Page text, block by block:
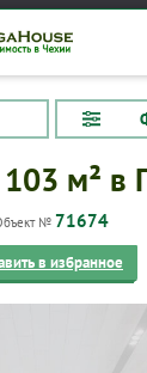
м² в
№ 71674
в избранное